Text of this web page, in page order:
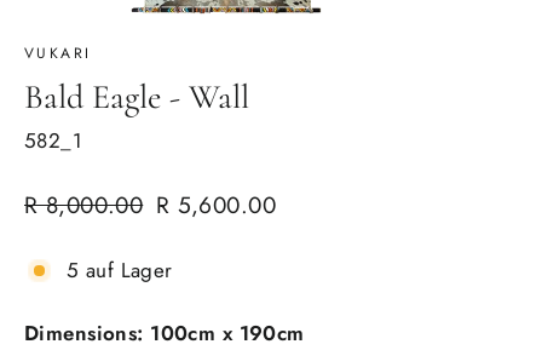
VUKARI
Bald Eagle - Wall
582_1
Normaler
R 8,000.00 Verkaufspreis
R 5,600.00
5 auf Lager
Dimensions: 100cm x 190cm